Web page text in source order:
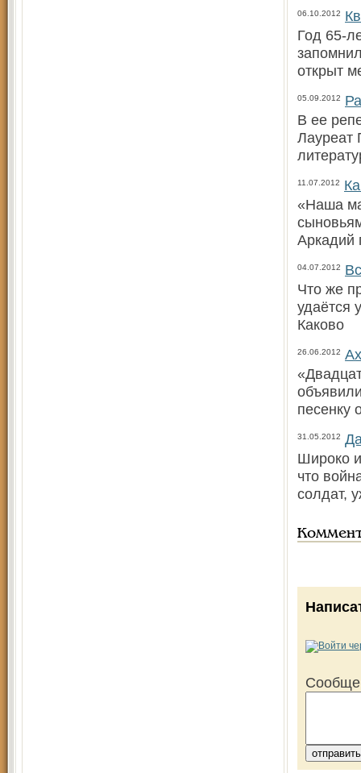
06.10.2012
Год 65-
открыт
05.09.2012
В ее
Лауреат
11.07.2012
«Наша
Аркадий
04.07.2012
Что же
удаётся
Каково
26.06.2012
песенку
31.05.2012
Широко
что
солдат,